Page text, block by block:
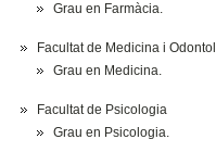
Grau en Farmàcia.
Facultat de Medicina i
Grau en Medicina.
Facultat de Psicologia
Grau en Psicologia.